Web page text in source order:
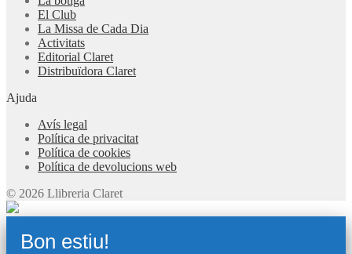
El Club
La Missa de Cada Dia
Activitats
Editorial Claret
Distribuïdora Claret
Ajuda
Avís legal
Política de privacitat
Política de cookies
Política de devolucions web
© 2026 Llibreria Claret
Bon estiu!